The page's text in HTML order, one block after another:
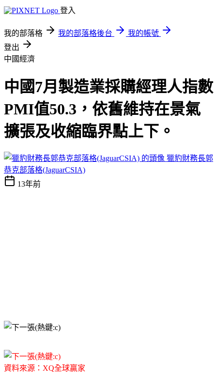
登入
我的部落格 我的部落格後台
我的帳號
登出
中國經濟
中國7月製造業採購經理人指數
PMI值50.3，依舊維持在景氣
擴張及收縮臨界點上下。
獵豹財務長郭
恭克部落格(JaguarCSIA)
13年前
資料來源：XQ全球贏家